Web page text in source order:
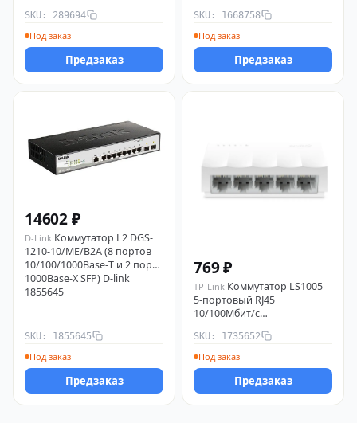
SKU: 289694
Под заказ
Предзаказ
БП Mikrotik 1668758
SKU: 1668758
Под заказ
Предзаказ
14602 ₽
D-Link Коммутатор L2 DGS-
1210-10/ME/B2A (8 портов
10/100/1000Base-T и 2 порта
1000Base-X SFP) D-link
1855645
SKU: 1855645
Под заказ
Предзаказ
769 ₽
TP-Link Коммутатор LS1005
5-портовый RJ45
10/100Мбит/с
1735652
SKU: 1735652
Под заказ
Предзаказ